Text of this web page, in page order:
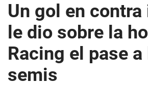
Un gol en
le dio sobre la
Racing el pase a
semis